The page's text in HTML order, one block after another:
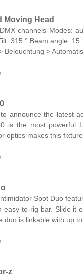
Moving Head
channels Modes:
315 ° Beam angle:
Beleuchtung >
announce the latest
is the most powerful
optics makes this
Spot Duo
easy-to-rig bar. Slide
duo is linkable with up
z